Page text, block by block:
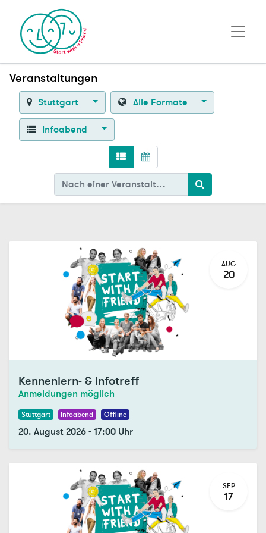
Veranstaltungen
Stuttgart Alle Formate
Infoabend
AUG
20
Kennenlern- & Infotreff
Anmeldungen möglich
Stuttgart Infoabend Offline
20. August 2026-17:00 Uhr
SEP
17